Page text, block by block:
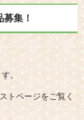
集！
。
トページをご覧く